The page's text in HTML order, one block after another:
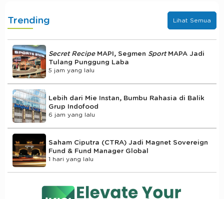
Trending Lihat Semua
Secret RecipeMAPI, Segmen Sport MAPA Jadi
Tulang Punggung Laba
5 jam yang lalu
Lebih dari Mie Instan, Bumbu Rahasia di Balik
Grup Indofood
6 jam yang lalu
Saham Ciputra (CTRA) Jadi Magnet Sovereign
Fund & Fund Manager Global
1 hari yang lalu